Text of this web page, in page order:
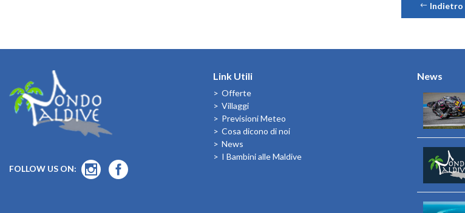
Indietro
FOLLOW US ON:
Link Utili
Offerte
Villaggi
Previsioni Meteo
Cosa dicono di noi
News
I Bambini alle Maldive
News